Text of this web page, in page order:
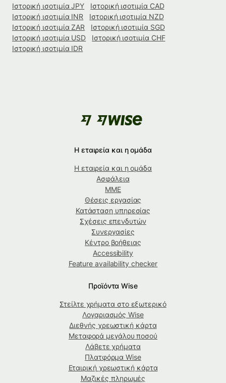
Ιστορική ισοτιμία JPY
Ιστορική ισοτιμία CAD
Ιστορική ισοτιμία INR
Ιστορική ισοτιμία NZD
Ιστορική ισοτιμία ZAR
Ιστορική ισοτιμία SGD
Ιστορική ισοτιμία USD
Ιστορική ισοτιμία CHF
Ιστορική ισοτιμία IDR
Η εταιρεία και η ομάδα
Η εταιρεία και η ομάδα
Ασφάλεια
ΜΜΕ
Θέσεις εργασίας
Κατάσταση υπηρεσίας
Σχέσεις επενδυτών
Συνεργασίες
Κέντρο βοήθειας
Accessibility
Feature availability checker
Προϊόντα Wise
Στείλτε χρήματα στο εξωτερικό
Λογαριασμός Wise
Διεθνής χρεωστική κάρτα
Μεταφορά μεγάλου ποσού
Λάβετε χρήματα
Πλατφόρμα Wise
Εταιρική χρεωστική κάρτα
Μαζικές πληρωμές